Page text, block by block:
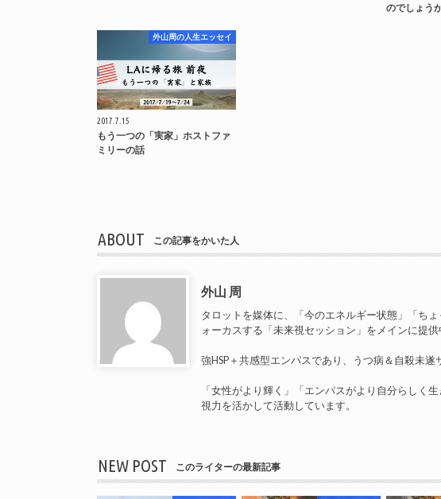
のでしょうか
外山周の人生エッセイ
2017.7.15
もう一つの「実家」ホストファ
ミリーの話
ABOUT この記事をかいた人
外山 周
タロットを媒体に、「今のエネルギー状態」「ち
ォーカスする「未来視セッション」をメインに提供
強HSP＋共感型エンパスであり、うつ病＆自殺未遂
「女性がより輝く」「エンパスがより自分らしく
視力を活かして活動しています。
NEW POST このライターの最新記事